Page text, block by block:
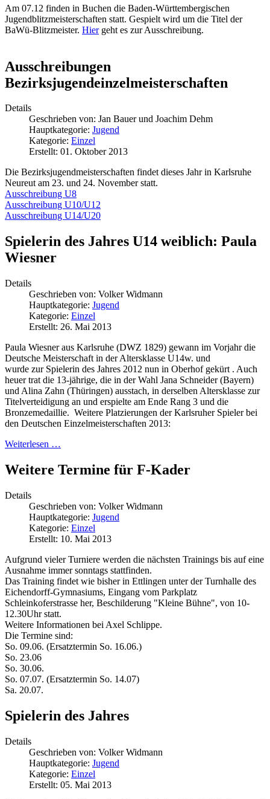
Am 07.12 finden in Buchen die Baden-Württembergischen
Jugendblitzmeisterschaften statt. Gespielt wird um die Titel der
BaWü-Blitzmeister. Hiergeht es zur Ausschreibung.
Ausschreibungen
Bezirksjugendeinzelmeisterschaften
Details
Geschrieben von: Jan Bauer und Joachim Dehm
Hauptkategorie: Jugend
Kategorie: Einzel
Erstellt: 01. Oktober 2013
Die Bezirksjugendmeisterschaften findet dieses Jahr in Karlsruhe
Neureut am 23. und 24. November statt.
Ausschreibung U8
Ausschreibung U10/U12
Ausschreibung U14/U20
Spielerin des Jahres U14 weiblich: Paula
Wiesner
Details
Geschrieben von: Volker Widmann
Hauptkategorie: Jugend
Kategorie: Einzel
Erstellt: 26. Mai 2013
Paula Wiesner aus Karlsruhe (DWZ 1829) gewann im Vorjahr die
Deutsche Meisterschaft in der Altersklasse U14w. und
wurde zur Spielerin des Jahres 2012 nun in Oberhof gekürt . Auch
heuer trat die 13-jährige, die in der Wahl Jana Schneider (Bayern)
und Alina Zahn (Thüringen) ausstach, in derselben Altersklasse zur
Titelverteidigung an und erspielte am Ende Rang 3 und die
Bronzemedaillie. Weitere Platzierungen der Karlsruher Spieler bei
den Deutschen Einzelmeisterschaften 2013:
Weiterlesen …
Weitere Termine für F-Kader
Details
Geschrieben von: Volker Widmann
Hauptkategorie: Jugend
Kategorie: Einzel
Erstellt: 10. Mai 2013
Aufgrund vieler Turniere werden die nächsten Trainings bis auf eine
Ausnahme immer sonntags stattfinden.
Das Training findet wie bisher in Ettlingen unter der Turnhalle des
Eichendorff-Gymnasiums, Eingang vom Parkplatz
Schleinkoferstrasse her, Beschilderung "Kleine Bühne", von 10-
12.30Uhr statt.
Weitere Informationen bei Axel Schlippe.
Die Termine sind:
So. 09.06. (Ersatztermin So. 16.06.)
So. 23.06
So. 30.06.
So. 07.07. (Ersatztermin So. 14.07)
Sa. 20.07.
Spielerin des Jahres
Details
Geschrieben von: Volker Widmann
Hauptkategorie: Jugend
Kategorie: Einzel
Erstellt: 05. Mai 2013